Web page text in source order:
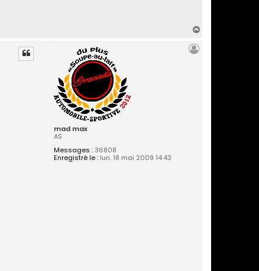
mad max
AS
Messages :36808
Enregistré le :lun. 18 mai 2009 14:43